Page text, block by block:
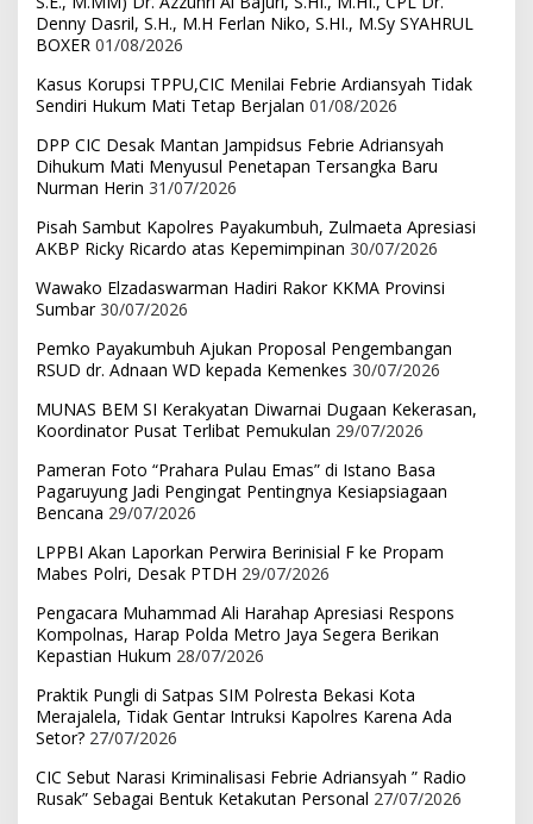
Denny Dasril, S.H., M.H Ferlan Niko, S.HI., M.Sy SYAHRUL
BOXER 01/08/2026
Kasus Korupsi TPPU,CIC Menilai Febrie Ardiansyah Tidak
Sendiri Hukum Mati Tetap Berjalan 01/08/2026
DPP CIC Desak Mantan Jampidsus Febrie Adriansyah
Dihukum Mati Menyusul Penetapan Tersangka Baru
Nurman Herin 31/07/2026
Pisah Sambut Kapolres Payakumbuh, Zulmaeta Apresiasi
AKBP Ricky Ricardo atas Kepemimpinan 30/07/2026
Wawako Elzadaswarman Hadiri Rakor KKMA Provinsi
Sumbar 30/07/2026
Pemko Payakumbuh Ajukan Proposal Pengembangan
RSUD dr. Adnaan WD kepada Kemenkes 30/07/2026
MUNAS BEM SI Kerakyatan Diwarnai Dugaan Kekerasan,
Koordinator Pusat Terlibat Pemukulan 29/07/2026
Pameran Foto “Prahara Pulau Emas” di Istano Basa
Pagaruyung Jadi Pengingat Pentingnya Kesiapsiagaan
Bencana 29/07/2026
LPPBI Akan Laporkan Perwira Berinisial F ke Propam
Mabes Polri, Desak PTDH 29/07/2026
Pengacara Muhammad Ali Harahap Apresiasi Respons
Kompolnas, Harap Polda Metro Jaya Segera Berikan
Kepastian Hukum 28/07/2026
Praktik Pungli di Satpas SIM Polresta Bekasi Kota
Merajalela, Tidak Gentar Intruksi Kapolres Karena Ada
Setor? 27/07/2026
CIC Sebut Narasi Kriminalisasi Febrie Adriansyah ” Radio
Rusak” Sebagai Bentuk Ketakutan Personal 27/07/2026